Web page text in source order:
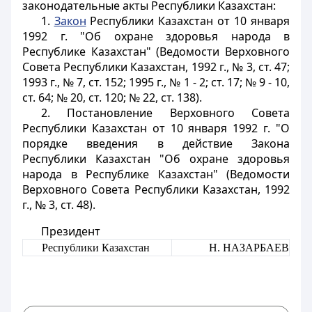
законодательные акты Республики Казахстан:
1. Закон Республики Казахстан от 10 января
1992 г. "Об охране здоровья народа в
Республике Казахстан" (Ведомости Верховного
Совета Республики Казахстан, 1992 г., № 3, ст. 47;
1993 г., № 7, ст. 152; 1995 г., № 1 - 2; ст. 17; № 9 - 10,
ст. 64; № 20, ст. 120; № 22, ст. 138).
2. Постановление Верховного Совета
Республики Казахстан от 10 января 1992 г. "О
порядке введения в действие Закона
Республики Казахстан "Об охране здоровья
народа в Республике Казахстан" (Ведомости
Верховного Совета Республики Казахстан, 1992
г., № 3, ст. 48).
Президент
Республики Казахстан Н. НАЗАРБАЕВ